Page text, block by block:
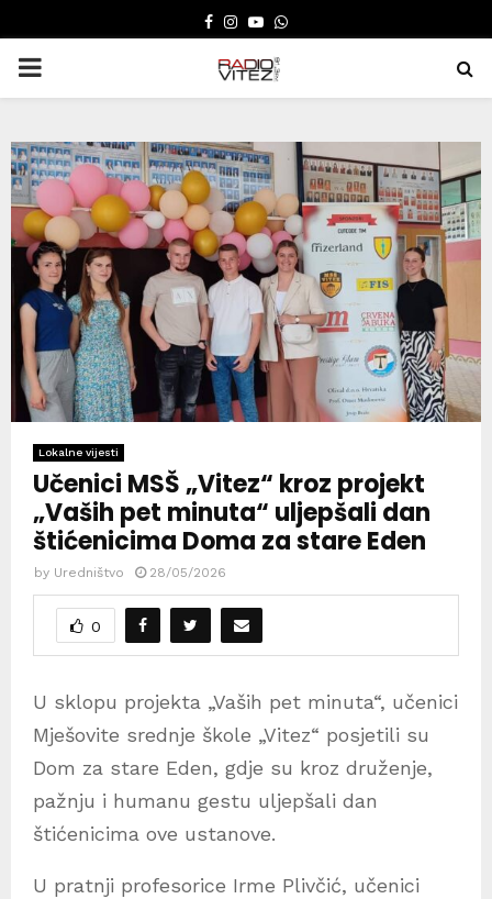
FACEBOOK
INSTAGRAM
YOUTUBE
WHATSAPP
PRIMARY
Lokalne vijesti
Učenici MSŠ „Vitez“ kroz projekt
„Vaših pet minuta“ uljepšali dan
štićenicima Doma za stare Eden
by Uredništvo 28/05/2026
0
U sklopu projekta „Vaših pet minuta“, učenici
Mješovite srednje škole „Vitez“ posjetili su
Dom za stare Eden, gdje su kroz druženje,
pažnju i humanu gestu uljepšali dan
štićenicima ove ustanove.
U pratnji profesorice Irme Plivčić, učenici